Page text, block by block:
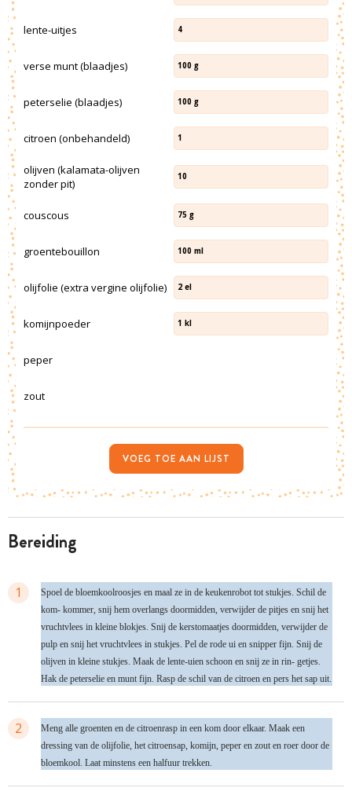
bereiding
1
Spoel de bloemkoolroosjes en maal ze in de keukenrobot tot stukjes. Schil de
kom- kommer, snij hem overlangs doormidden, verwijder de pitjes en snij het
vruchtvlees in kleine blokjes. Snij de kerstomaatjes doormidden, verwijder de
pulp en snij het vruchtvlees in stukjes. Pel de rode ui en snipper fijn. Snij de
olijven in kleine stukjes. Maak de lente-uien schoon en snij ze in rin- getjes.
Hak de peterselie en munt fijn. Rasp de schil van de citroen en pers het sap uit.
2
Meng alle groenten en de citroenrasp in een kom door elkaar. Maak een
dressing van de olijfolie, het citroensap, komijn, peper en zout en roer door de
bloemkool. Laat minstens een halfuur trekken.
lente-uitjes 4
verse munt (blaadjes) 100 g
peterselie (blaadjes) 100 g
citroen (onbehandeld) 1
olijven (kalamata-olijven
zonder pit)
10
couscous 75 g
groentebouillon 100 ml
olijfolie (extra vergine olijfolie) 2 el
komijnpoeder 1 kl
peper
zout
VOEG TOE AAN LIJST